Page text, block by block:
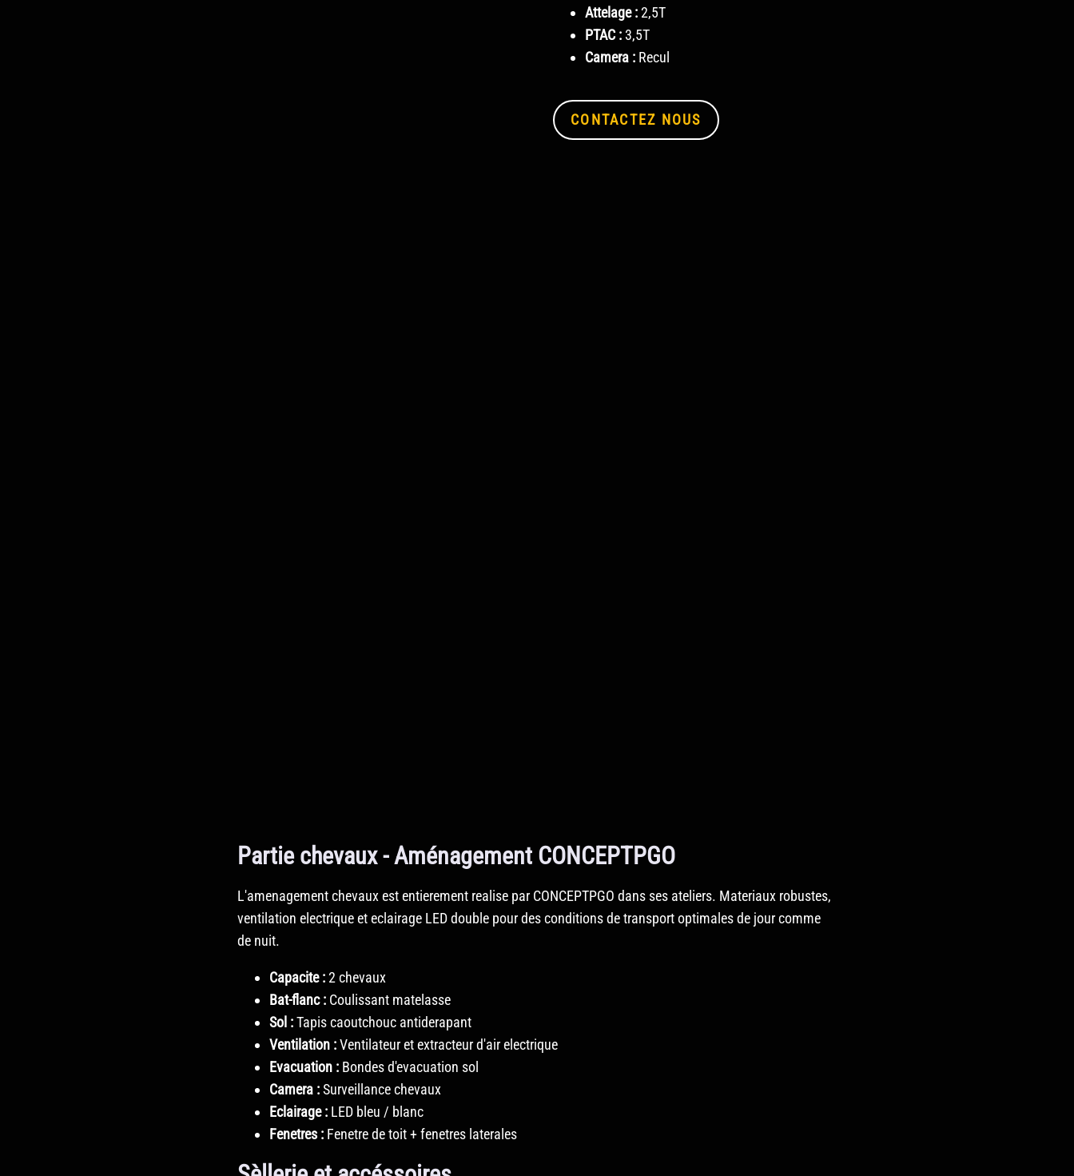
Attelage :2,5T
PTAC : 3,5T
Camera : Recul
CONTACTEZ NOUS
Partie chevaux - Aménagement CONCEPTPGO
L'amenagement chevaux est entierement realise par CONCEPTPGO dans ses ateliers. Materiaux robustes,
ventilation electrique et eclairage LED double pour des conditions de transport optimales de jour comme
de nuit.
Capacite :2 chevaux
Bat-flanc : Coulissant matelasse
Sol :Tapis caoutchouc antiderapant
Ventilation :Ventilateur et extracteur d'air electrique
Evacuation : Bondes d'evacuation sol
Camera :Surveillance chevaux
Eclairage : LED bleu / blanc
Fenetres : Fenetre de toit + fenetres laterales